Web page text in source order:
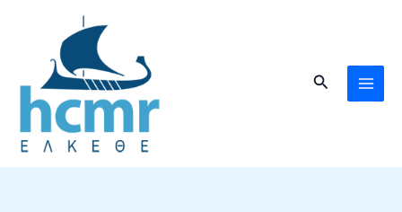
περιεχόμενο
Αναζήτηση